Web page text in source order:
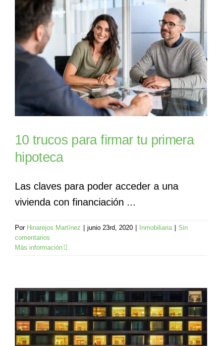
10 trucos para firmar tu primera
hipoteca
Las claves para poder acceder a una
vivienda con financiación ...
Por Hinarejos Martínez junio 23rd, 2020 Inmobiliaria
Sin
comentarios
Más información